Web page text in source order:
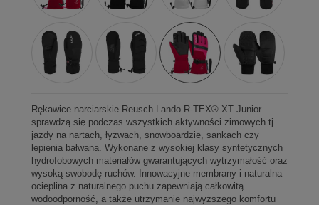
Rękawice narciarskie Reusch Lando R-TEX® XT Junior
sprawdzą się podczas wszystkich aktywności zimowych tj.
jazdy na nartach, łyżwach, snowboardzie, sankach czy
lepienia bałwana. Wykonane z wysokiej klasy syntetycznych
hydrofobowych materiałów gwarantujących wytrzymałość oraz
wysoką swobodę ruchów. Innowacyjne membrany i naturalna
ocieplina z naturalnego puchu zapewniają całkowitą
wodoodporność, a także utrzymanie najwyższego komfortu